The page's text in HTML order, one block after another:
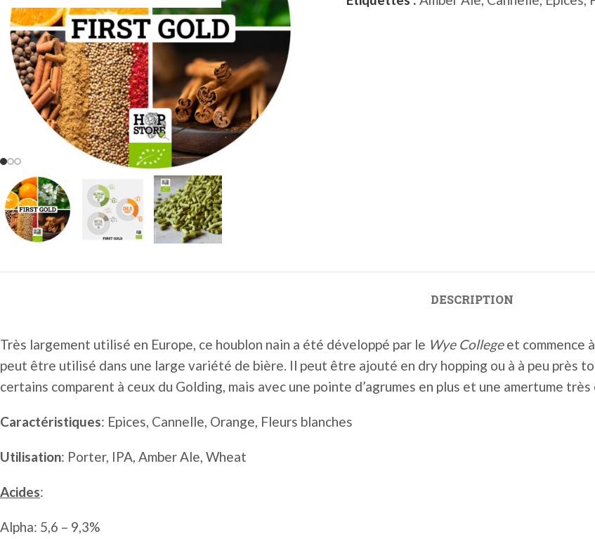
DESCRIPTION
Très largement utilisé en Europe, ce houblon nain a été développé par le Wye Collegeet commence
peut être utilisé dans une large variété de bière. Il peut être ajouté en dry hopping ou à à peu près
certains comparent à ceux du Golding, mais avec une pointe d’agrumes en plus et une amertume
Caractéristiques: Epices, Cannelle, Orange, Fleurs blanches
Utilisation: Porter, IPA, Amber Ale, Wheat
Acides:
Alpha: 5,6 – 9,3%